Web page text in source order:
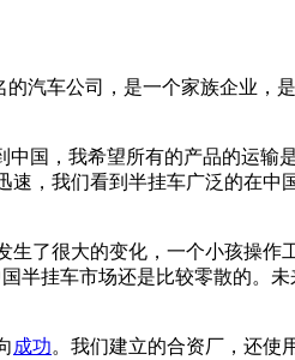
汽车公司，是一个家族企业，
国，我希望所有的产品的运输
，我们看到半挂车广泛的在中
了很大的变化，一个小孩操作
半挂车市场还是比较零散的。
成功。我们建立的合资厂，还使